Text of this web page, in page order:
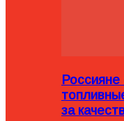
Россияне
за